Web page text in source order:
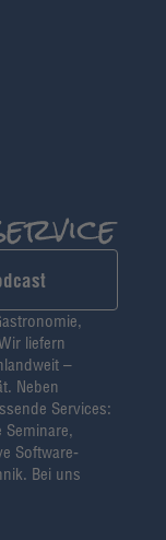
liefern
–
Neben
Services:
Software-
Bei uns